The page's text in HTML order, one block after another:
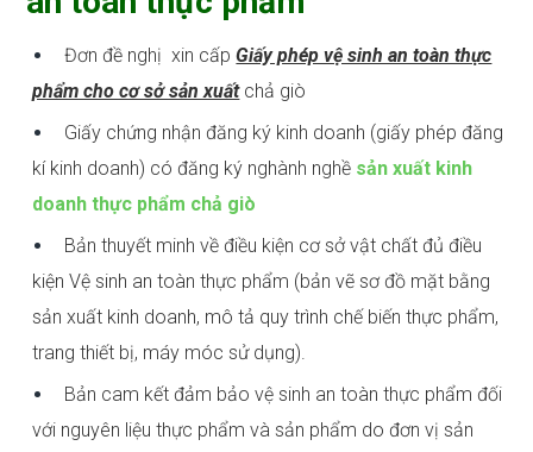
Đơn đề nghị xin cấpGiấy phép vệ sinh an toàn thực
phẩm cho cơ sở sản xuấtchả giò
Giấy chứng nhận đăng ký kinh doanh (giấy phép đăng
kí kinh doanh) có đăng ký nghành nghề sản xuất kinh
doanh thực phẩm chả giò
Bản thuyết minh về điều kiện cơ sở vật chất đủ điều
kiện Vệ sinh an toàn thực phẩm (bản vẽ sơ đồ mặt bằng
sản xuất kinh doanh, mô tả quy trình chế biến thực phẩm,
trang thiết bị, máy móc sử dụng).
Bản cam kết đảm bảo vệ sinh an toàn thực phẩm đối
với nguyên liệu thực phẩm và sản phẩm do đơn vị sản